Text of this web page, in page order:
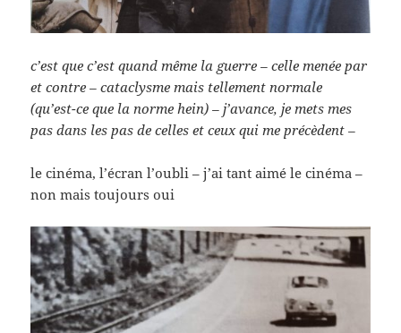
c’est que c’est quand même la guerre – celle menée par
et contre – cataclysme mais tellement normale
(qu’est-ce que la norme hein) – j’avance, je mets mes
pas dans les pas de celles et ceux qui me précèdent –
le cinéma, l’écran l’oubli – j’ai tant aimé le cinéma –
non mais toujours oui